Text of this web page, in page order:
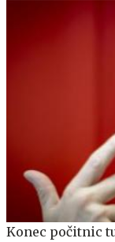
Konec počitnic